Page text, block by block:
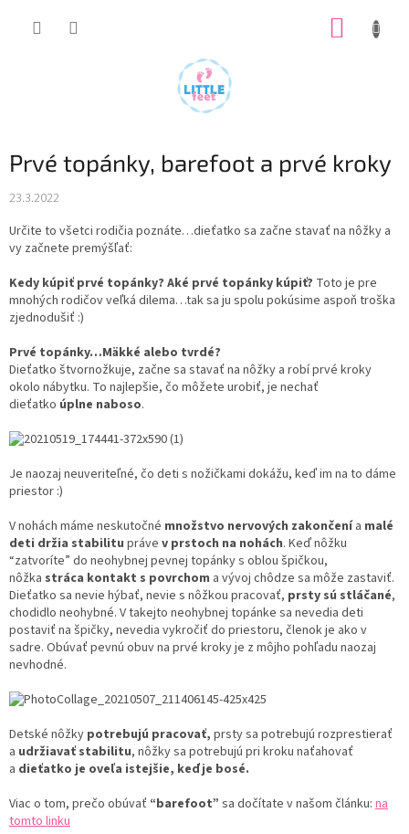
Prvé topánky, barefoot a prvé kroky
23.3.2022
Určite to všetci rodičia poznáte…dieťatko sa začne stavať na nôžky a
vy začnete premýšľať:
Kedy kúpiť prvé topánky? Aké prvé topánky kúpiť? Toto je pre
mnohých rodičov veľká dilema…tak sa ju spolu pokúsime aspoň troška
zjednodušiť :)
Prvé topánky…Mäkké alebo tvrdé?
Dieťatko štvornožkuje, začne sa stavať na nôžky a robí prvé kroky
okolo nábytku. To najlepšie, čo môžete urobiť, je nechať
dieťatko úplne naboso.
Je naozaj neuveriteľné, čo deti s nožičkami dokážu, keď im na to dáme
priestor :)
V nohách máme neskutočné množstvo nervových zakončení a malé
deti držia stabilitu práve v prstoch na nohách. Keď nôžku
“zatvoríte” do neohybnej pevnej topánky s oblou špičkou,
nôžka stráca kontakt s povrchom a vývoj chôdze sa môže zastaviť.
Dieťatko sa nevie hýbať, nevie s nôžkou pracovať, prsty sú stláčané,
chodidlo neohybné. V takejto neohybnej topánke sa nevedia deti
postaviť na špičky, nevedia vykročiť do priestoru, členok je ako v
sadre. Obúvať pevnú obuv na prvé kroky je z môjho pohľadu naozaj
nevhodné.
Detské nôžky potrebujú pracovať, prsty sa potrebujú rozprestierať
a udržiavať stabilitu, nôžky sa potrebujú pri kroku naťahovať
a dieťatko je oveľa istejšie, keď je bosé.
Viac o tom, prečo obúvať “barefoot” sa dočítate v našom článku: na
tomto linku